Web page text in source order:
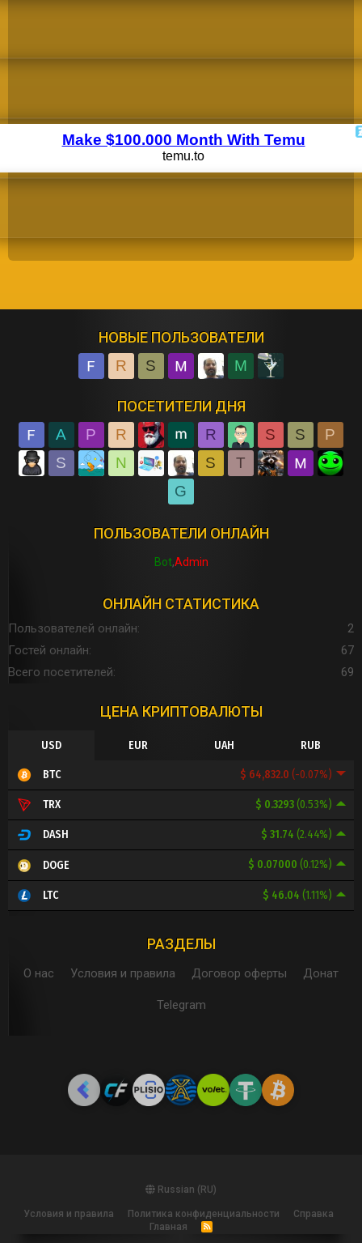
НОВЫЕ ПОЛЬЗОВАТЕЛИ
R S M
ПОСЕТИТЕЛИ ДНЯ
A P R R S S
P
S
N S
T
G
ПОЛЬЗОВАТЕЛИ ОНЛАЙН
Bot Admin
ОНЛАЙН СТАТИСТИКА
Пользователей онлайн
2
Гостей онлайн
67
Всего посетителей
69
ЦЕНА КРИПТОВАЛЮТЫ
USD EUR UAH RUB
$ 64,832.0 (-0.07%)
BTC
$ 0.3293(0.53%)
TRX
$ 31.74 (2.44%)
DASH
$ 0.07000 (0.12%)
DOGE
$ 46.04 (1.11%)
LTC
РАЗДЕЛЫ
О нас Условия и правила Договор оферты Донат
Telegram
Russian (RU)
Условия и правила Политика конфиденциальности
Справка
Главная
R